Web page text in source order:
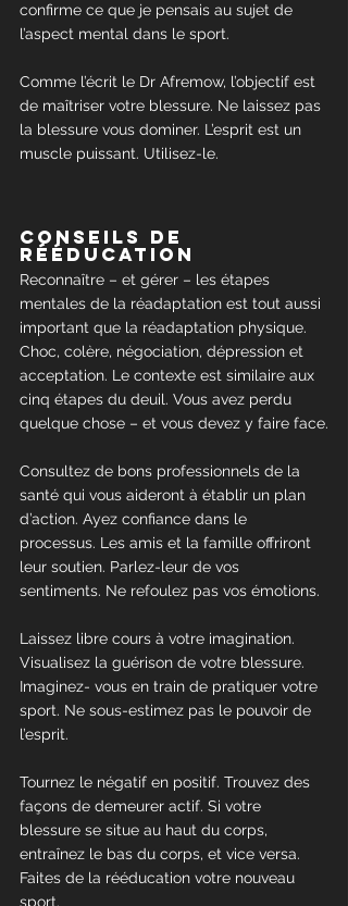
confirme ce que je pensais au sujet de
l’aspect mental dans le sport.
Comme l’écrit le Dr Afremow, l’objectif est
de maîtriser votre blessure. Ne laissez pas
la blessure vous dominer. L’esprit est un
muscle puissant. Utilisez-le.
Conseils de
rééducation
Reconnaître – et gérer – les étapes
mentales de la réadaptation est tout aussi
important que la réadaptation physique.
Choc, colère, négociation, dépression et
acceptation. Le contexte est similaire aux
cinq étapes du deuil. Vous avez perdu
quelque chose – et vous devez y faire face.
Consultez de bons professionnels de la
santé qui vous aideront à établir un plan
d’action. Ayez confiance dans le
processus. Les amis et la famille offriront
leur soutien. Parlez-leur de vos
sentiments. Ne refoulez pas vos émotions.
Laissez libre cours à votre imagination.
Visualisez la guérison de votre blessure.
Imaginez- vous en train de pratiquer votre
sport. Ne sous-estimez pas le pouvoir de
l’esprit.
Tournez le négatif en positif. Trouvez des
façons de demeurer actif. Si votre
blessure se situe au haut du corps,
entraînez le bas du corps, et vice versa.
Faites de la rééducation votre nouveau
sport.